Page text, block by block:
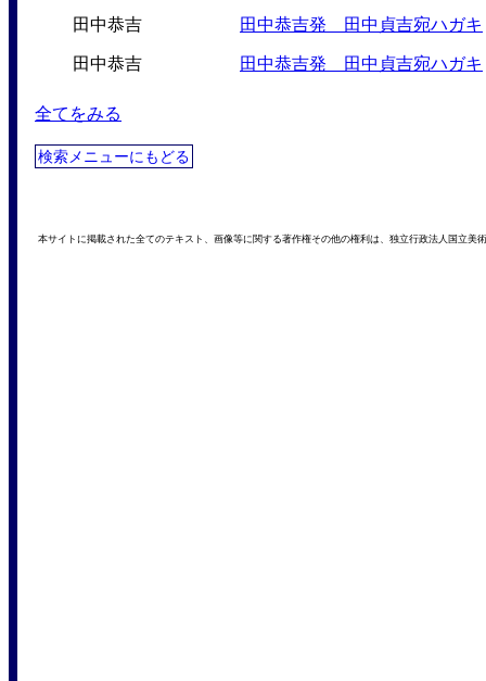
田中恭吉 田中恭吉発 田中貞吉宛ハガキ
田中恭吉 田中恭吉発 田中貞吉宛ハガキ
全てをみる
検索メニューにもどる
本サイトに掲載された全てのテキスト、画像等に関する著作権その他の権利は、独立行政法人国立